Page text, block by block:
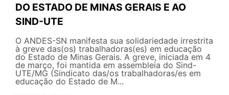
DO ESTADO DE MINAS GERAIS E AO
SIND-UTE
O ANDES-SN manifesta sua solidariedade irrestrita
à greve das(os) trabalhadoras(es) em educação
do Estado de Minas Gerais. A greve, iniciada em 4
de março, foi mantida em assembleia do Sind-
UTE/MG (Sindicato das/os trabalhadoras/es em
educação do Estado de M...